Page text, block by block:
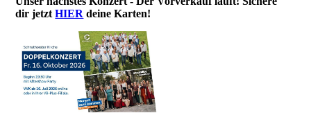
dirjetztHIER deine Karten!